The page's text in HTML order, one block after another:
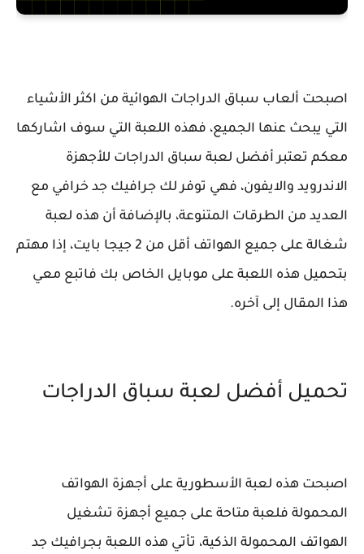
اصبحت ألعاب سباق الدراجات الهوائية من اكثر الأشياء
التي يبحث عنها الجميع، فهذه اللعبة التي سوف اشاركها
معكم تعتبر أفضل لعبة سباق الدراجات للأجهزة
الاندرويد والايفون، فهي توفر لك جرافيك جد خرافي مع
العديد من الطرقات المتنوعة، بالإضافة أن هذه لعبة
شغالة على جميع الهواتف أقل من 2 جيجا بايت، إذا مهتم
بتحميل هذه اللعبة على موبايل الخاص بك فاتبع معي
هذا المقال إلى آخره.
تحميل أفضل لعبة سباق الدراجات
اصبحت هذه لعبة الأسطورية على أجهزة الهواتف
المحمولة فلعبة متاحة على جميع أجهزة تشغيل
الهواتف المحمولة الذكية، تأتي هذه اللعبة بجرافيك جد